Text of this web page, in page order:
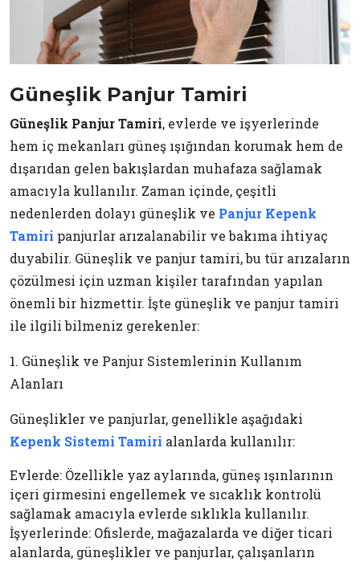
Güneşlik Panjur Tamiri
Güneşlik Panjur Tamiri, evlerde ve işyerlerinde
hem iç mekanları güneş ışığından korumak hem de
dışarıdan gelen bakışlardan muhafaza sağlamak
amacıyla kullanılır. Zaman içinde, çeşitli
nedenlerden dolayı güneşlik ve Panjur Kepenk
Tamiri panjurlar arızalanabilir ve bakıma ihtiyaç
duyabilir. Güneşlik ve panjur tamiri, bu tür arızaların
çözülmesi için uzman kişiler tarafından yapılan
önemli bir hizmettir. İşte güneşlik ve panjur tamiri
ile ilgili bilmeniz gerekenler:
1. Güneşlik ve Panjur Sistemlerinin Kullanım
Alanları
Güneşlikler ve panjurlar, genellikle aşağıdaki
Kepenk Sistemi Tamiri alanlarda kullanılır:
Evlerde: Özellikle yaz aylarında, güneş ışınlarının
içeri girmesini engellemek ve sıcaklık kontrolü
sağlamak amacıyla evlerde sıklıkla kullanılır.
İşyerlerinde: Ofislerde, mağazalarda ve diğer ticari
alanlarda, güneşlikler ve panjurlar, çalışanların